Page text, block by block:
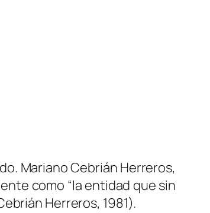
Mariano Cebrián Herreros,
como “la entidad que sin
Herreros, 1981).